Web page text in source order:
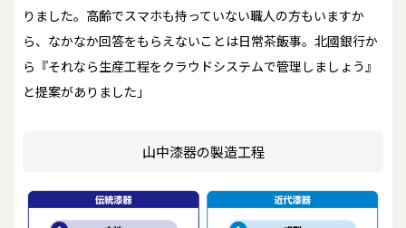
りました。高齢でスマホも持っていない職人の方もいますか
ら、なかなか回答をもらえないことは日常茶飯事。北國銀行か
ら『それなら生産工程をクラウドシステムで管理しましょう』
と提案がありました」
山中漆器の製造工程